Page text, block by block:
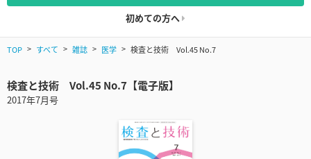
初めての方へ
TOP すべて 雑誌 医学 検査と技術 Vol.45 No.7
検査と技術 Vol.45 No.7【電子版】
2017年7月号